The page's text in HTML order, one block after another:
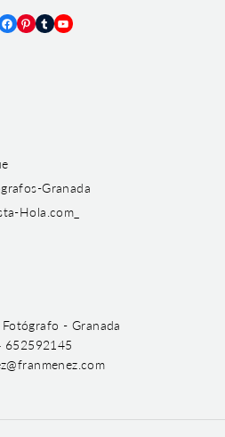
Facebook
Pinterest
TumblrYouTube
- Granada
652592145